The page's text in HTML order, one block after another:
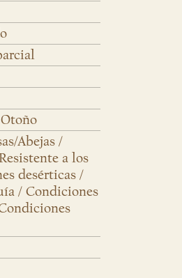
Abejas /
a los
desérticas /
/ Condiciones